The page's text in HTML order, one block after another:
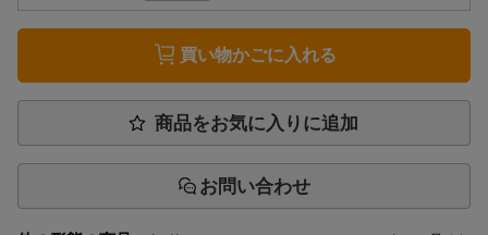
買い物かごに入れる
商品をお気に入りに追加
お問い合わせ